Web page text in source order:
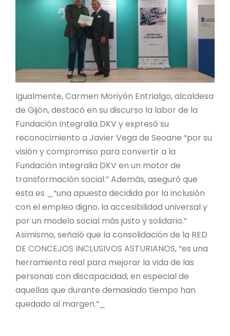
Igualmente, Carmen Moriyón Entrialgo, alcaldesa
de Gijón, destacó en su discurso la labor de la
Fundación Integralia DKV y expresó su
reconocimiento a Javier Vega de Seoane “por su
visión y compromiso para convertir a la
Fundación Integralia DKV en un motor de
transformación social.” Además, aseguró que
esta es _“una apuesta decidida por la inclusión
con el empleo digno, la accesibilidad universal y
por un modelo social más justo y solidario.”
Asimismo, señaló que la consolidación de la RED
DE CONCEJOS INCLUSIVOS ASTURIANOS, “es una
herramienta real para mejorar la vida de las
personas con discapacidad, en especial de
aquellas que durante demasiado tiempo han
quedado al margen.”_